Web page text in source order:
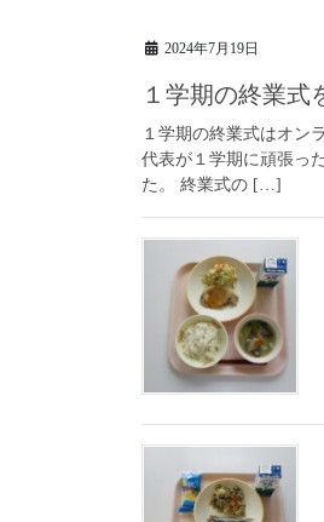
2024年7月19日
１学期の終業式
１学期の終業式はオン
代表が１学期に頑張っ
た。 終業式の […]